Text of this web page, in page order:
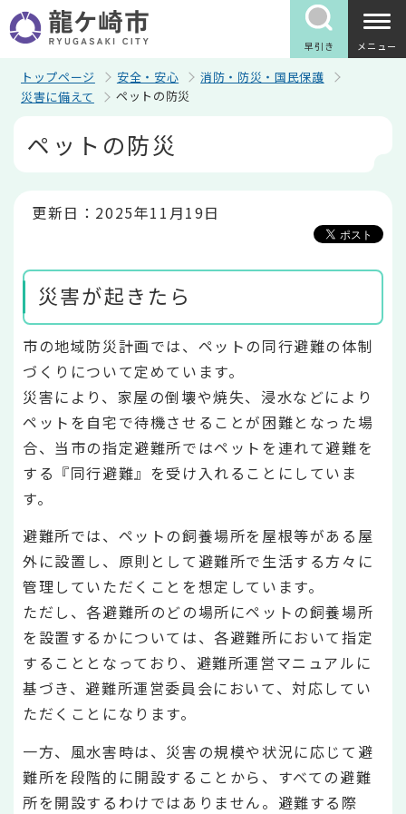
の
ペ
早引き メニュー
トップページ 安全・安心
消防・防災・国民保護
災害に備えて
ペットの防災
ペットの防災
更新日：2025年11月19日
災害が起きたら
市の地域防災計画では、ペットの同行避難の体制
づくりについて定めています。
災害により、家屋の倒壊や焼失、浸水などにより
ペットを自宅で待機させることが困難となった場
合、当市の指定避難所ではペットを連れて避難を
する『同行避難』を受け入れることにしていま
す。
避難所では、ペットの飼養場所を屋根等がある屋
外に設置し、原則として避難所で生活する方々に
管理していただくことを想定しています。
ただし、各避難所のどの場所にペットの飼養場所
を設置するかについては、各避難所において指定
することとなっており、避難所運営マニュアルに
基づき、避難所運営委員会において、対応してい
ただくことになります。
一方、風水害時は、災害の規模や状況に応じて避
難所を段階的に開設することから、すべての避難
所を開設するわけではありません。避難する際